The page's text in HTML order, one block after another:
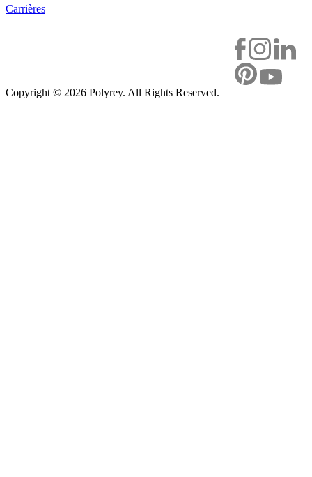
Carrières
Copyright © 2026 Polyrey. All Rights Reserved.